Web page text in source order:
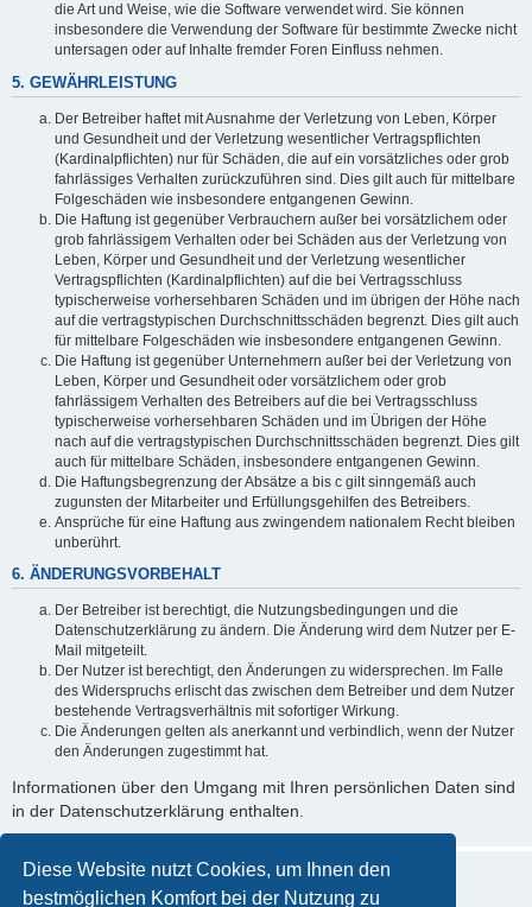
Diese Website nutzt Cookies, um Ihnen den
bestmöglichen Komfort bei der Nutzung zu
die Art und Weise, wie die Software verwendet wird. Sie können
insbesondere die Verwendung der Software für bestimmte Zwecke nicht
untersagen oder auf Inhalte fremder Foren Einfluss nehmen.
5. GEWÄHRLEISTUNG
Der Betreiber haftet mit Ausnahme der Verletzung von Leben, Körper
und Gesundheit und der Verletzung wesentlicher Vertragspflichten
(Kardinalpflichten) nur für Schäden, die auf ein vorsätzliches oder grob
fahrlässiges Verhalten zurückzuführen sind. Dies gilt auch für mittelbare
Folgeschäden wie insbesondere entgangenen Gewinn.
Die Haftung ist gegenüber Verbrauchern außer bei vorsätzlichem oder
grob fahrlässigem Verhalten oder bei Schäden aus der Verletzung von
Leben, Körper und Gesundheit und der Verletzung wesentlicher
Vertragspflichten (Kardinalpflichten) auf die bei Vertragsschluss
typischerweise vorhersehbaren Schäden und im übrigen der Höhe nach
auf die vertragstypischen Durchschnittsschäden begrenzt. Dies gilt auch
für mittelbare Folgeschäden wie insbesondere entgangenen Gewinn.
Die Haftung ist gegenüber Unternehmern außer bei der Verletzung von
Leben, Körper und Gesundheit oder vorsätzlichem oder grob
fahrlässigem Verhalten des Betreibers auf die bei Vertragsschluss
typischerweise vorhersehbaren Schäden und im Übrigen der Höhe
nach auf die vertragstypischen Durchschnittsschäden begrenzt. Dies gilt
auch für mittelbare Schäden, insbesondere entgangenen Gewinn.
Die Haftungsbegrenzung der Absätze a bis c gilt sinngemäß auch
zugunsten der Mitarbeiter und Erfüllungsgehilfen des Betreibers.
Ansprüche für eine Haftung aus zwingendem nationalem Recht bleiben
unberührt.
6. ÄNDERUNGSVORBEHALT
Der Betreiber ist berechtigt, die Nutzungsbedingungen und die
Datenschutzerklärung zu ändern. Die Änderung wird dem Nutzer per E-
Mail mitgeteilt.
Der Nutzer ist berechtigt, den Änderungen zu widersprechen. Im Falle
des Widerspruchs erlischt das zwischen dem Betreiber und dem Nutzer
bestehende Vertragsverhältnis mit sofortiger Wirkung.
Die Änderungen gelten als anerkannt und verbindlich, wenn der Nutzer
den Änderungen zugestimmt hat.
Informationen über den Umgang mit Ihren persönlichen Daten sind
in der Datenschutzerklärung enthalten.